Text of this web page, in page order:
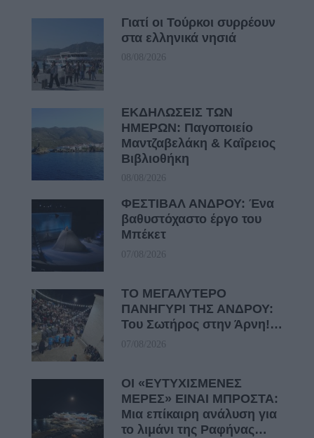
Γιατί οι Τούρκοι συρρέουν
στα ελληνικά νησιά
08/08/2026
ΕΚΔΗΛΩΣΕΙΣ ΤΩΝ
ΗΜΕΡΩΝ: Παγοποιείο
Μαντζαβελάκη & Καΐρειος
Βιβλιοθήκη
08/08/2026
ΦΕΣΤΙΒΑΛ ΑΝΔΡΟΥ: Ένα
βαθυστόχαστο έργο του
Μπέκετ
07/08/2026
ΤΟ ΜΕΓΑΛΥΤΕΡΟ
ΠΑΝΗΓΥΡΙ ΤΗΣ ΑΝΔΡΟΥ:
Του Σωτήρος στην Άρνη!…
07/08/2026
ΟΙ «ΕΥΤΥΧΙΣΜΕΝΕΣ
ΜΕΡΕΣ» ΕΙΝΑΙ ΜΠΡΟΣΤΑ:
Μια επίκαιρη ανάλυση για
το λιμάνι της Ραφήνας…